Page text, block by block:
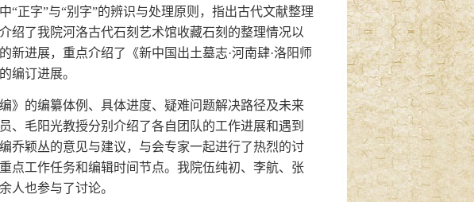
“正字”与“别字”的辨识与处理原则，指出古代文献整理
绍了我院河洛古代石刻艺术馆收藏石刻的整理情况以
新进展，重点介绍了《新中国出土墓志·河南肆·洛阳师
编订进展。
》的编纂体例、具体进度、疑难问题解决路径及未来
、毛阳光教授分别介绍了各自团队的工作进展和遇到
乔颖丛的意见与建议，与会专家一起进行了热烈的讨
点工作任务和编辑时间节点。我院伍纯初、李航、张
人也参与了讨论。